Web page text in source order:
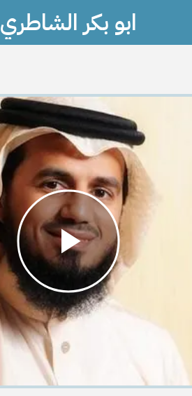
ابو بكر الشاطري